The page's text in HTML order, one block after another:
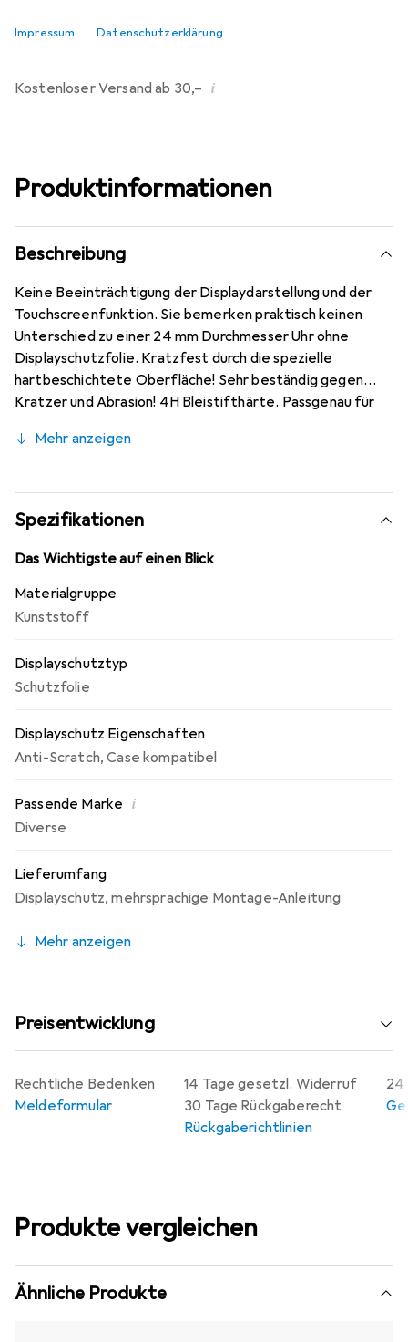
Impressum Datenschutzerklärung
Vergleichen
Kostenloser Versand ab 30,– i
Produktinformationen
Beschreibung
Keine Beeinträchtigung der Displaydarstellung und der
Touchscreenfunktion. Sie bemerken praktisch keinen
Unterschied zu einer 24 mm Durchmesser Uhr ohne
Displayschutzfolie. Kratzfest durch die spezielle
hartbeschichtete Oberfläche! Sehr beständig gegen
Kratzer und Abrasion! 4H Bleistifthärte. Passgenau für
Qualität gewährleistet durch den Einsatz mit
optimale Randhaftung, sehr gute Formstabilität.
Kinderleichte Montage! Keine Blasenbildung bei
staubfreiem Display möglich! Beim Auftragen der Folie
wird die Luft verdrängt und schmiegt sich wie von selbst
Made in Germany - Konstruktion, Zuschnitt und
Konfektionierung zu fairen Löhnen in Deutschland.
Mehr anzeigen
Spezifikationen
Das Wichtigste auf einen Blick
Materialgruppe
Kunststoff
Displayschutztyp
Schutzfolie
Displayschutz Eigenschaften
Anti-Scratch,Case kompatibel
Passende Marke i
Diverse
Lieferumfang
Displayschutz,mehrsprachige Montage-Anleitung
Mehr anzeigen
Preisentwicklung
14 Tage gesetzl. Widerruf
30 Tage Rückgaberecht
Rückgaberichtlinien
24
Rechtliche Bedenken
Meldeformular
Produkte vergleichen
Ähnliche Produkte